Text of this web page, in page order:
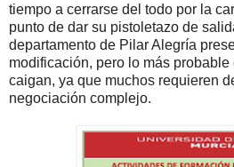
tiempo a cerrarse del todo por la
punto de dar su pistoletazo de
departamento de Pilar Alegría
modificación, pero lo más
caigan, ya que muchos requieren
negociación complejo.